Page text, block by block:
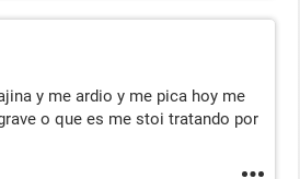
y me ardio y me pica hoy me
o que es me stoi tratando por